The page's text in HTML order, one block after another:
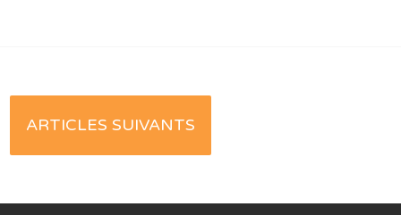
ARTICLES SUIVANTS